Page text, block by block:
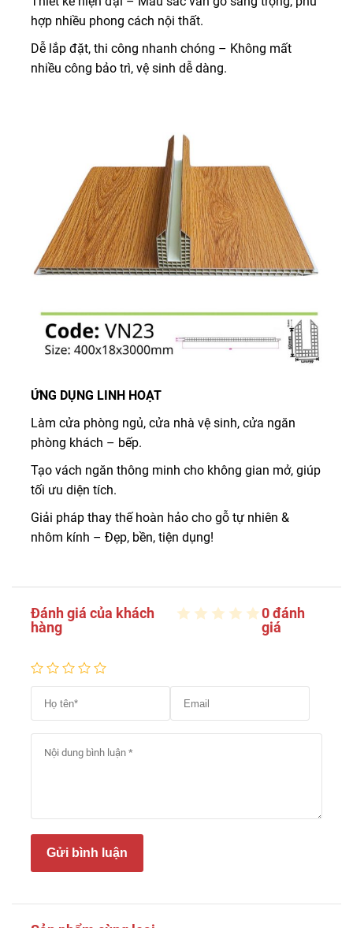
hợp nhiều phong cách nội thất.
Dễ lắp đặt, thi công nhanh chóng – Không mất
nhiều công bảo trì, vệ sinh dễ dàng.
ỨNG DỤNG LINH HOẠT
Làm cửa phòng ngủ, cửa nhà vệ sinh, cửa ngăn
phòng khách – bếp.
Tạo vách ngăn thông minh cho không gian mở, giúp
tối ưu diện tích.
Giải pháp thay thế hoàn hảo cho gỗ tự nhiên &
nhôm kính – Đẹp, bền, tiện dụng!
Đánh giá của khách
hàng
0 đánh
giá
Gửi bình luận